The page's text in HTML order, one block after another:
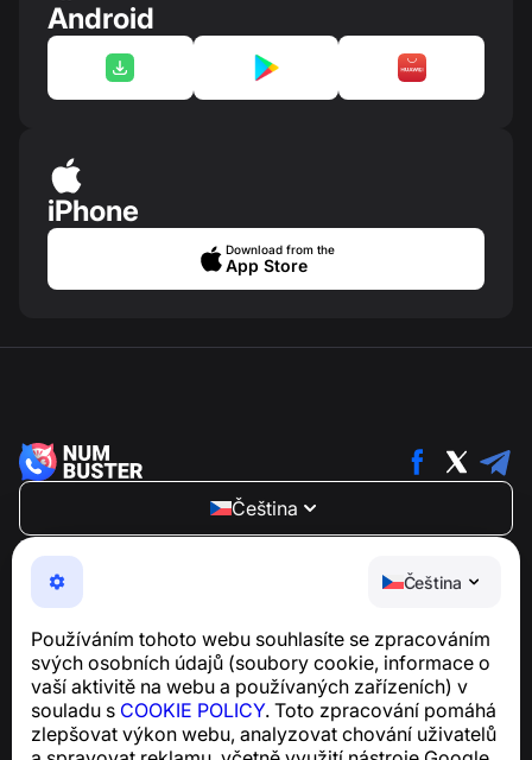
Čeština
Používáním tohoto webu souhlasíte se zpracováním
svých osobních údajů (soubory cookie, informace o
vaší aktivitě na webu a používaných zařízeních) v
souladu s COOKIE POLICY. Toto zpracování pomáhá
zlepšovat výkon webu, analyzovat chování uživatelů
Android
iPhone
Download from the
App Store
Čeština
NumBuster © 2013—2026 ·
Snadno použitelná aplikace, která vás chrání před
telefonními podvody, spamem a nevyžádanými
Pro dotazy týkající se souladu s GDPR:
support@numbuster.com
Centrum nápovědy